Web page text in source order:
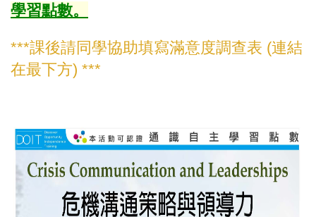
學習點數。
***課後請同學協助填寫滿意度調查表 (連結
在最下方) ***